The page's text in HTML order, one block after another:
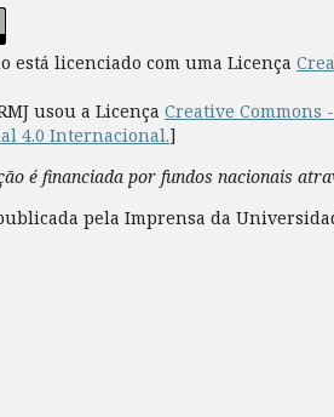
está licenciado com uma Licença
usou a Licença Creative
4.0 Internacional.]
é financiada por fundos nacionais
pela Imprensa da